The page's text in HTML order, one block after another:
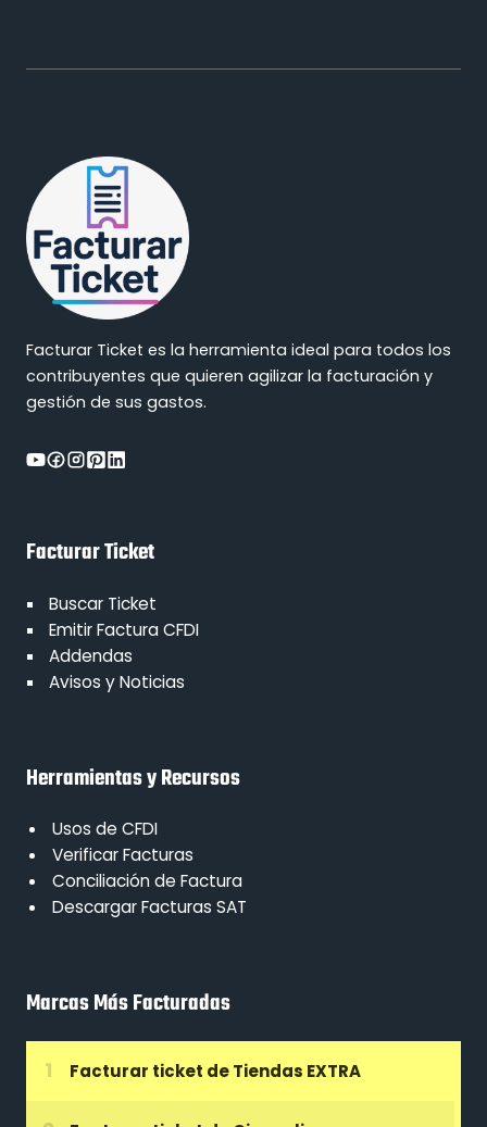
Facturar Ticket es la herramienta ideal para todos los
contribuyentes que quieren agilizar la facturación y
gestión de sus gastos.
Facturar Ticket
Buscar Ticket
Emitir Factura CFDI
Addendas
Avisos y Noticias
Herramientas y Recursos
Usos de CFDI
Verificar Facturas
Conciliación de Factura
Descargar Facturas SAT
Marcas Más Facturadas